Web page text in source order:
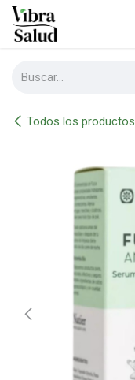
Ir al contenido
Todos los productos